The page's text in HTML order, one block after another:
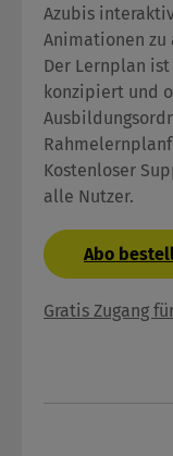
Azubis
Animationen zu
Der Lernplan
konzipiert und
Kostenloser
alle Nutzer.
Abo
Gratis Zugang